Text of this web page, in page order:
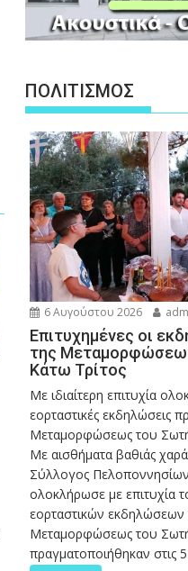
ΠΟΛΙΤΙΣΜΟΣ
6 Αυγούστου 2026
Επιτυχημένες οι
της
Κάτω Τρίτος
Με ιδιαίτερη επιτυχία
εορταστικές εκδηλώσεις
Μεταμορφώσεως του
Με αισθήματα βαθιάς
Σύλλογος
ολοκλήρωσε με επιτυχία
εορταστικών εκδηλώσεων
Μεταμορφώσεως του
πραγματοποιήθηκαν στις 5